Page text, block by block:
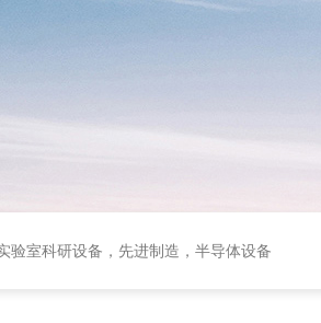
验室科研设备，先进制造，半导体设备